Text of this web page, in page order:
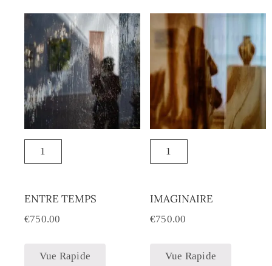
ENTRE TEMPS
€750.00
Vue Rapide
IMAGINAIRE
€750.00
Vue Rapide